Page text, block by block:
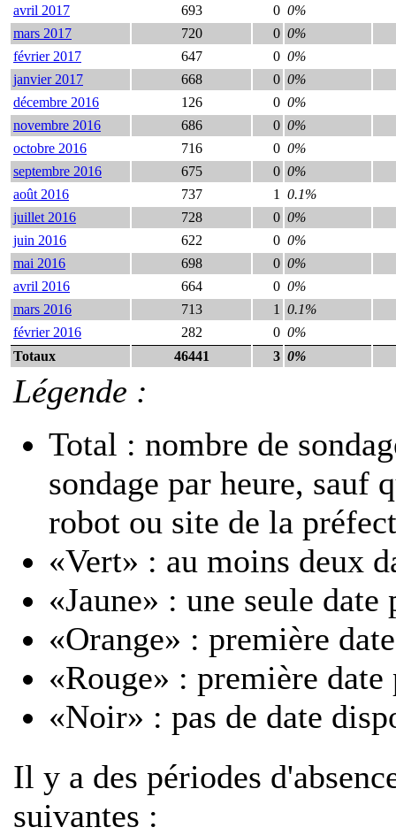
avril 2017 693 0 0%
mars 2017
720 0 0%
février 2017
647 0 0%
janvier 2017
668 0 0%
décembre 2016
126 0 0%
novembre 2016
686 0 0%
octobre 2016
716 0 0%
septembre 2016
675 0 0%
août 2016
737 1
0.1%
juillet 2016
728 0 0%
juin 2016
622 0 0%
mai 2016
698 0 0%
avril 2016
664 0 0%
mars 2016
713 1
0.1%
février 2016
282 0 0%
Totaux
46441 3 0%
Légende :
Total : nombre de
sondage par heure, sauf
robot ou site de la
«Vert» : au moins deux
«Jaune» : une seule
«Orange» : première
«Rouge» : première
«Noir» : pas de date
Il y a des périodes
suivantes :